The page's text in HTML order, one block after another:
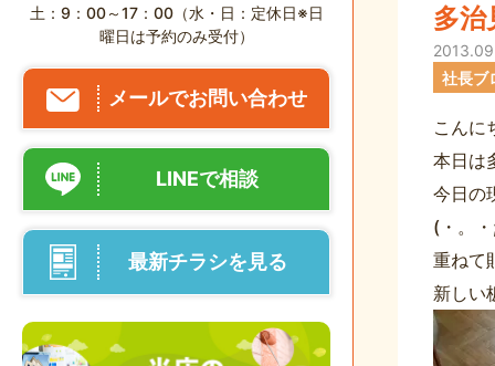
土：9：00～17：00（水・日：定休日※日
曜日は予約のみ受付）
メールでお問い合わせ
LINEで相談
最新チラシを見る
多
社長ブ
こん
本日は
今日の
(・。
重ねて
新しい